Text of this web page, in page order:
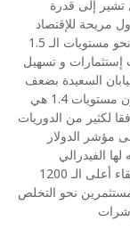
تشير إلى قدرة
مريحة للإقتصاد
البريطانية فلا هم مهتمين بإعادة الجنيه الإسترلينى نحو مستويات الـ 1.5
إستثمارات و تسهيل
السعيدة بضعف
عملتها فذلك سيكبد البريطانيين الكثير لذلك قد تكون مستويات 1.4 هي
لكثير من الدوريات
قيمته لذلك لم نشهد مستويات الـ 102 على مؤشر الدولار
الفيدرالي
الأمريكي حاليا بينما نرى أيضا الذهب قادرا على البقاء أعلى الـ 1200
نحو التخلص